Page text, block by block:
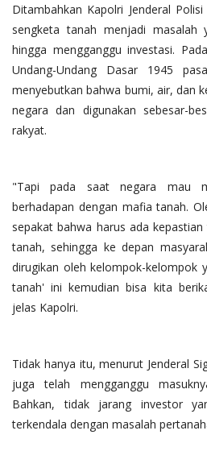
Ditambahkan Kapolri Jenderal
sengketa tanah menjadi masalah
hingga mengganggu investasi.
Undang-Undang Dasar 1945
menyebutkan bahwa bumi, air, dan
negara dan digunakan sebesar-
rakyat.
"Tapi pada saat negara mau
berhadapan dengan mafia tanah.
sepakat bahwa harus ada
tanah, sehingga ke depan
dirugikan oleh kelompok-kelompok
tanah' ini kemudian bisa kita
jelas Kapolri.
Tidak hanya itu, menurut Jenderal
juga telah mengganggu
Bahkan, tidak jarang investor
terkendala dengan masalah